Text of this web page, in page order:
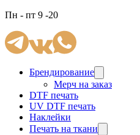
Пн - пт 9 -20
Брендирование
Мерч на заказ
DTF печать
UV DTF печать
Наклейки
Печать на ткани